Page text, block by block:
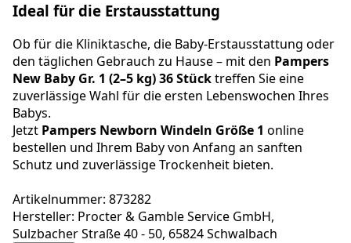
Ideal für die Erstausstattung
Ob für die Kliniktasche, die Baby-Erstausstattung oder
den täglichen Gebrauch zu Hause – mit den Pampers
New Baby Gr. 1 (2–5 kg) 36 Stücktreffen Sie eine
zuverlässige Wahl für die ersten Lebenswochen Ihres
Babys.
Jetzt Pampers Newborn Windeln Größe 1 online
bestellen und Ihrem Baby von Anfang an sanften
Schutz und zuverlässige Trockenheit bieten.
Artikelnummer: 873282
Hersteller: Procter & Gamble Service GmbH,
Sulzbacher Straße 40 - 50, 65824 Schwalbach